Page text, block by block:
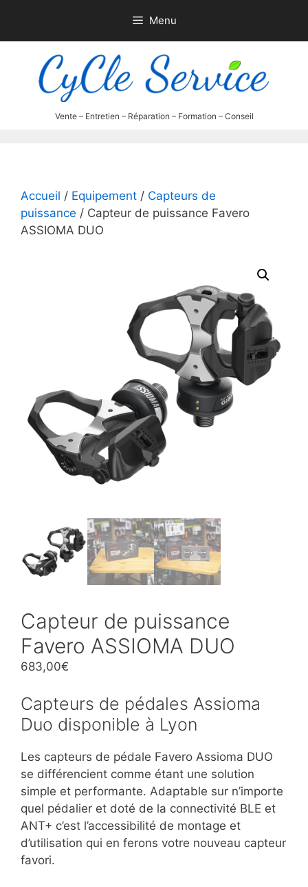
contenu
Menu
Accueil / Equipement / Capteurs de
puissance / Capteur de puissance Favero
ASSIOMA DUO
Capteur de puissance
Favero ASSIOMA DUO
683,00€
Capteurs de pédales Assioma
Duo disponible à Lyon
Les capteurs de pédale Favero Assioma DUO
se différencient comme étant une solution
simple et performante. Adaptable sur n’importe
quel pédalier et doté de la connectivité BLE et
ANT+ c’est l’accessibilité de montage et
d’utilisation qui en ferons votre nouveau capteur
favori.